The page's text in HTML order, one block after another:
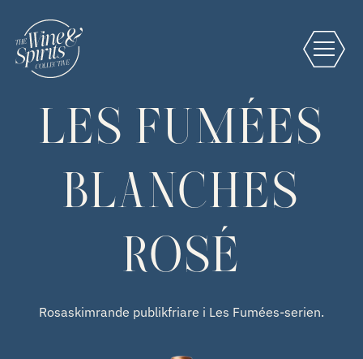
LES FUMÉES
BLANCHES
ROSÉ
Rosaskimrande publikfriare i Les Fumées-serien.